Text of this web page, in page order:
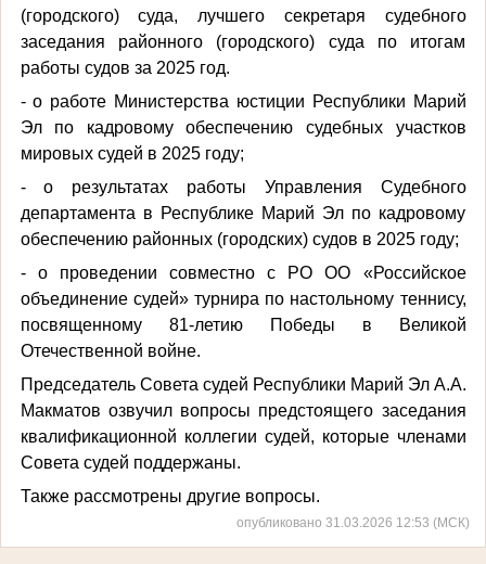
(городского) суда, лучшего секретаря судебного
заседания районного (городского) суда по итогам
работы судов за 2025 год.
- о работе Министерства юстиции Республики Марий
Эл по кадровому обеспечению судебных участков
мировых судей в 2025 году;
- о результатах работы Управления Судебного
департамента в Республике Марий Эл по кадровому
обеспечению районных (городских) судов в 2025 году;
- о проведении совместно с РО ОО «Российское
объединение судей» турнира по настольному теннису,
посвященному 81-летию Победы в Великой
Отечественной войне.
Председатель Совета судей Республики Марий Эл А.А.
Макматов озвучил вопросы предстоящего заседания
квалификационной коллегии судей, которые членами
Совета судей поддержаны.
Также рассмотрены другие вопросы.
опубликовано 31.03.2026 12:53 (МСК)